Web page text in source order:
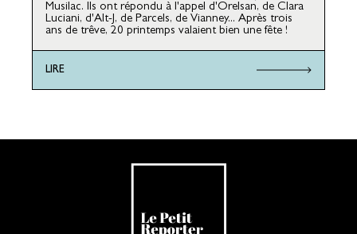
Musilac. Ils ont répondu à l'appel d'Orelsan, de Clara
Luciani, d'Alt-J, de Parcels, de Vianney... Après trois
ans de trêve, 20 printemps valaient bien une fête !
LIRE